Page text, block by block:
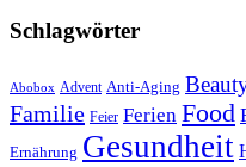
Schlagwörter
Abobox Advent Anti-Aging
Familie Feier Ferien Food
Ernährung Gesundheit